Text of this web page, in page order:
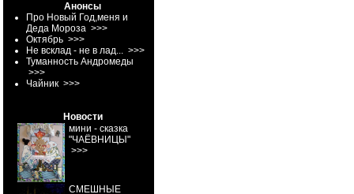
Анонсы
Про Новый Год,меня и
Деда Мороза >>>
Октябрь >>>
Не всклад - не в лад... >>>
Туманность Андромеды
>>>
Чайник >>>
Новости
мини - сказка
"ЧАЁВНИЦЫ"
>>>
СМЕШНЫЕ